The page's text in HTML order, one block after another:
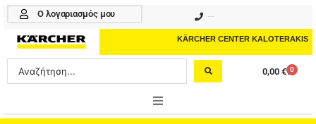
Μετάβαση
περιεχόμενο
Ο λογαριασμός μου
KÄRCHER CENTER KALOTERAKIS
Search
...
0,00 € 0
Cart